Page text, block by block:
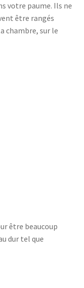
votre paume. Ils ne
être rangés
chambre, sur le
être beaucoup
dur tel que